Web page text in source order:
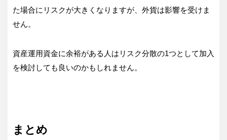
た場合にリスクが大きくなりますが、外貨は影響を受けま
せん。
資産運用資金に余裕がある人はリスク分散の1つとして加入
を検討しても良いのかもしれません。
まとめ